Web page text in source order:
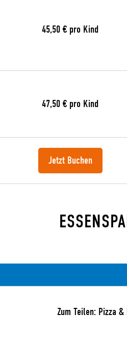
45,50 € pro Kind
47,50 € pro Kind
Jetzt Buchen
Zum Teilen: Pizza